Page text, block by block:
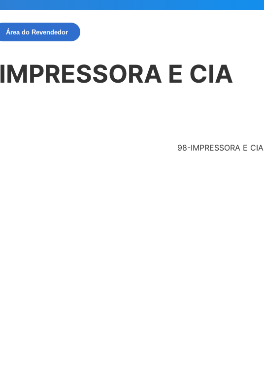
Área do Revendedor
IMPRESSORA E CIA
98-IMPRESSORA E CIA